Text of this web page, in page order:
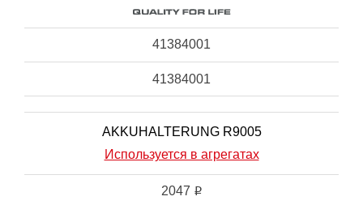
41384001
41384001
AKKUHALTERUNG R9005
Используется в агрегатах
2047 i